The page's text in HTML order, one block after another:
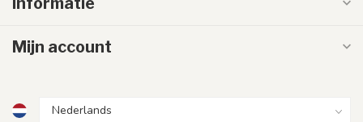
Mijn account